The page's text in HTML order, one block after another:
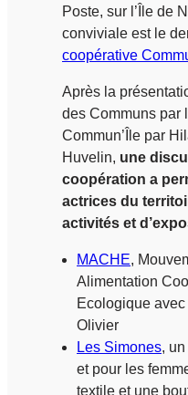
Poste, sur l’Île de
conviviale est le
coopérative
Après la
des Communs par
Commun’Île par
Huvelin, une
coopération a
actrices du
activités et
MACHE,
Alimentation
Ecologique
Olivier
Les Simones,
et pour les
textile et une